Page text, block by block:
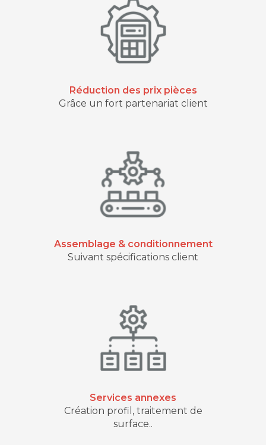
Réduction des prix pièces
Grâce un fort partenariat client
Assemblage & conditionnement
Suivant spécifications client
Services annexes
Création profil, traitement de
surface..